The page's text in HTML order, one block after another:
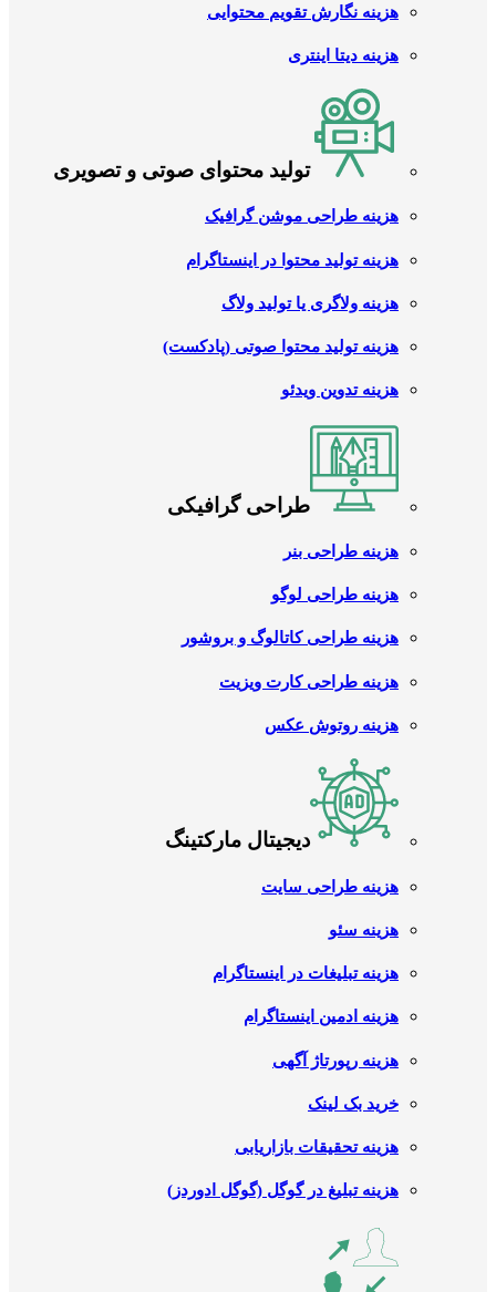
هزینه نگارش تقویم محتوایی
هزینه دیتا اینتری
تولید محتوای صوتی و تصویری
هزینه طراحی موشن گرافیک
هزینه تولید محتوا در اینستاگرام
هزینه ولاگری یا تولید ولاگ
هزینه تولید محتوا صوتی (پادکست)
هزینه تدوین ویدئو
طراحی گرافیکی
هزینه طراحی بنر
هزینه طراحی لوگو
هزینه طراحی کاتالوگ و بروشور
هزینه طراحی کارت ویزیت
هزینه روتوش عکس
دیجیتال مارکتینگ
هزینه طراحی سایت
هزینه سئو
هزینه تبلیغات در اینستاگرام
هزینه ادمین اینستاگرام
هزینه رپورتاژ آگهی
خرید بک لینک
هزینه تحقیقات بازاریابی
هزینه تبلیغ در گوگل (گوگل ادوردز)